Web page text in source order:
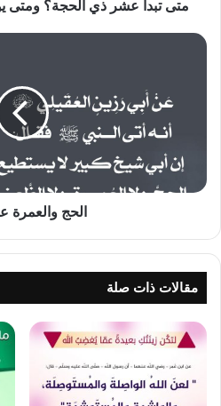
متى تبدأ عشر ذي الحجة؟ ومتى
الحج
الحج والعمرة
مقالات ذات صلة